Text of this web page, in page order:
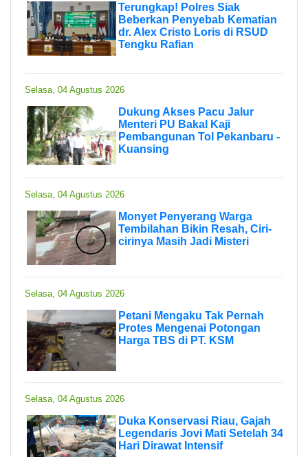
Terungkap! Polres Siak
Beberkan Penyebab Kematian
dr. Alex Cristo Loris di RSUD
Tengku Rafian
Selasa, 04 Agustus 2026
Dukung Akses Pacu Jalur
Menteri PU Bakal Kaji
Pembangunan Tol Pekanbaru -
Kuansing
Selasa, 04 Agustus 2026
Monyet Penyerang Warga
Tembilahan Bikin Resah, Ciri-
cirinya Masih Jadi Misteri
Selasa, 04 Agustus 2026
Petani Mengaku Tak Pernah
Protes Mengenai Potongan
Harga TBS di PT. KSM
Selasa, 04 Agustus 2026
Duka Konservasi Riau, Gajah
Legendaris Jovi Mati Setelah 34
Hari Dirawat Intensif